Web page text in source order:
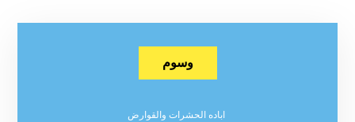
وسوم
اباده الحشرات والقوارض